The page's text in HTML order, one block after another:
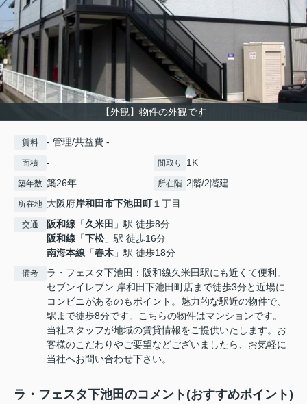
【外観】物件の外観です
賃料 - 管理/共益費 -
面積 - 間取り 1K
築年数 築26年 所在階 2階/2階建
所在地 大阪府岸和田市下池田町１丁目
交通 阪和線 「久米田 」駅 徒歩8分
阪和線 「下松」駅 徒歩16分
南海本線 「春木 」駅 徒歩18分
備考
ラ・フェスタ下池田：阪和線久米田駅にも近くて便利。
セブンイレブン 岸和田下池田町店まで徒歩3分と近場に
コンビニがあるのもポイント。魅力的な駅近の物件で、
駅まで徒歩8分です。こちらの物件はマンションです。
当社スタッフが地域の賃貸情報をご提供いたします。お
客様のこだわりやご要望などございましたら、お気軽に
当社へお問い合わせ下さい。
ラ・フェスタ下池田のコメント(おすすめポイント)